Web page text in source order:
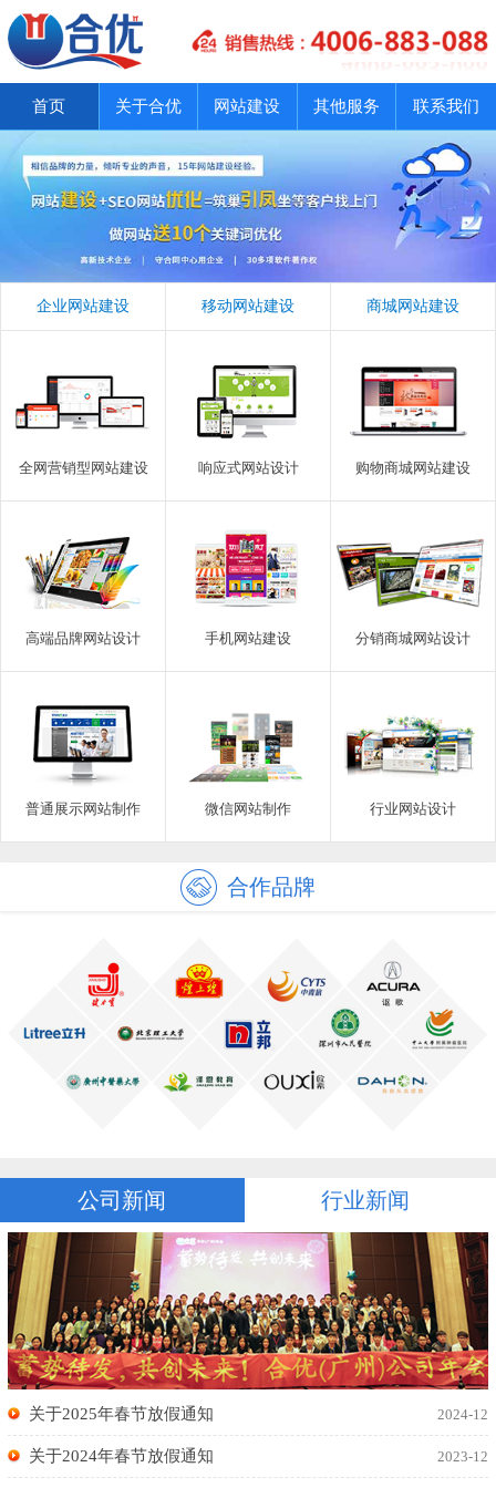
首页 关于合优 网站建设 其他服务 联系我们
企业网站建设 移动网站建设 商城网站建设
全网营销型网站建设 响应式网站设计 购物商城网站建设
高端品牌网站设计 手机网站建设 分销商城网站设计
普通展示网站制作 微信网站制作 行业网站设计
合作品牌
公司新闻 行业新闻
关于2025年春节放假通知 2024-12
关于2024年春节放假通知 2023-12